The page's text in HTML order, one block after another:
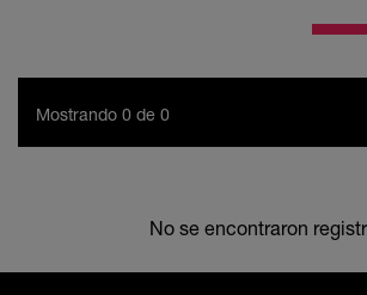
Mostrando 0 de 0
No se encontraron